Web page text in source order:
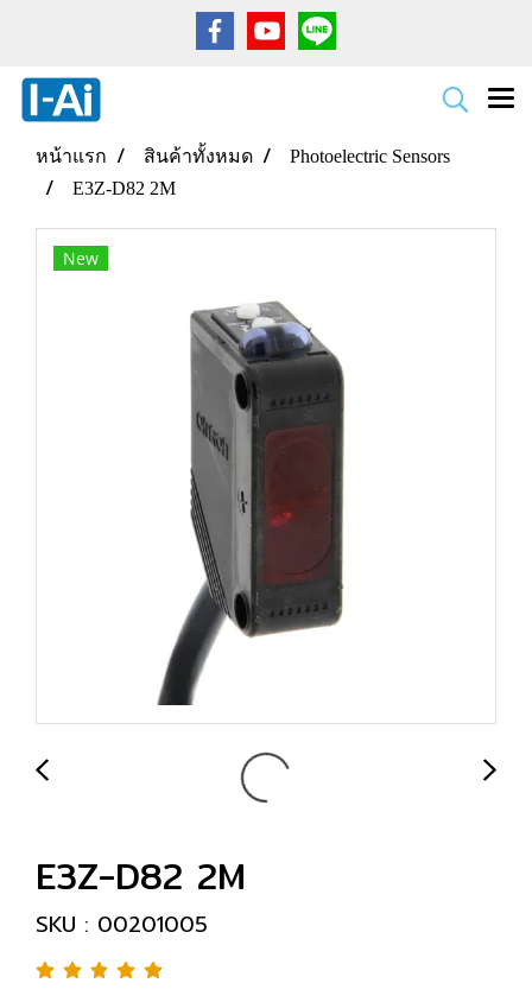
หน้าแรก สินค้าทั้งหมด
Photoelectric Sensors
E3Z-D82 2M
New
E3Z-D82 2M
SKU : 00201005